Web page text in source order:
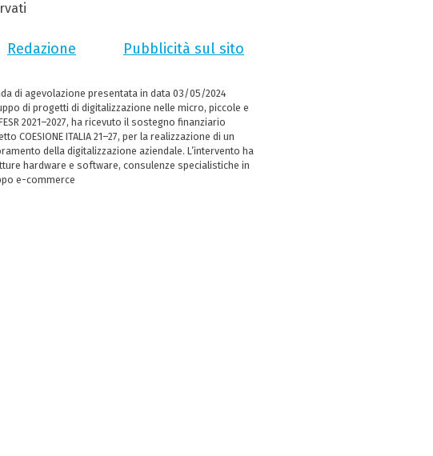
Redazione Pubblicità sul sito
di agevolazione presentata in data 03/05/2024
di progetti di digitalizzazione nelle micro, piccole e
2021–2027, ha ricevuto il sostegno finanziario
COESIONE ITALIA 21–27, per la realizzazione di un
della digitalizzazione aziendale. L’intervento ha
hardware e software, consulenze specialistiche in
e-commerce